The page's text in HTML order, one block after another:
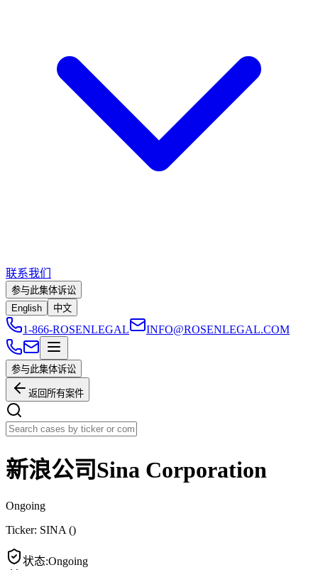
联系我们
参与此集体诉讼
English
中文
1-866-ROSENLEGAL INFO@ROSENLEGAL.COM
参与此集体诉讼
返回所有案件
新浪公司Sina Corporation
Ongoing
Ticker: SINA ()
状态:Ongoing